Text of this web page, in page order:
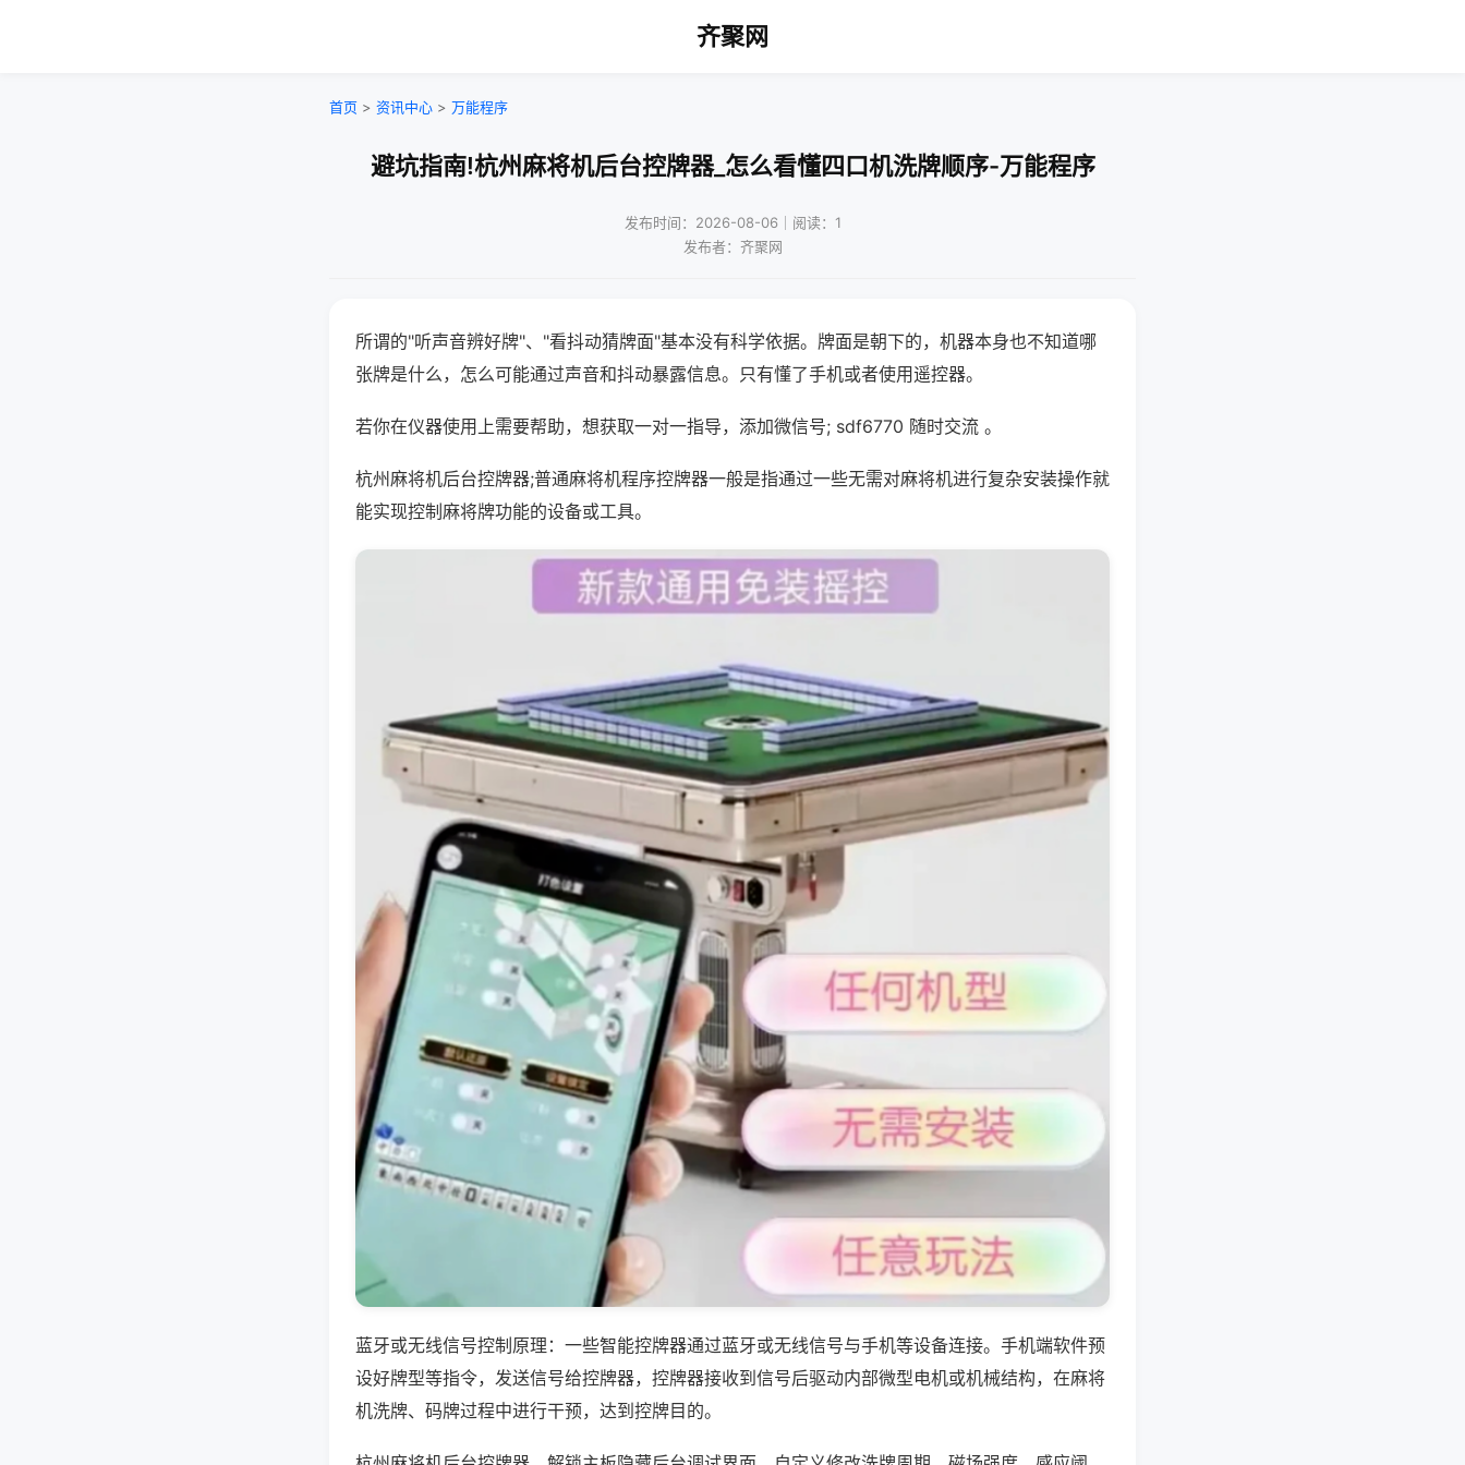
齐聚网
首页 > 资讯中心 > 万能程序
避坑指南!杭州麻将机后台控牌器_怎么看懂四口机洗牌顺序-万能程序
发布时间：2026-08-06｜阅读：1
发布者：齐聚网
所谓的"听声音辨好牌"、"看抖动猜牌面"基本没有科学依据。牌面是朝下的，机器本身也不知道哪
张牌是什么，怎么可能通过声音和抖动暴露信息。只有懂了手机或者使用遥控器。
若你在仪器使用上需要帮助，想获取一对一指导，添加微信号; sdf6770 随时交流 。
杭州麻将机后台控牌器;普通麻将机程序控牌器一般是指通过一些无需对麻将机进行复杂安装操作就
能实现控制麻将牌功能的设备或工具。
蓝牙或无线信号控制原理：一些智能控牌器通过蓝牙或无线信号与手机等设备连接。手机端软件预
设好牌型等指令，发送信号给控牌器，控牌器接收到信号后驱动内部微型电机或机械结构，在麻将
机洗牌、码牌过程中进行干预，达到控牌目的。